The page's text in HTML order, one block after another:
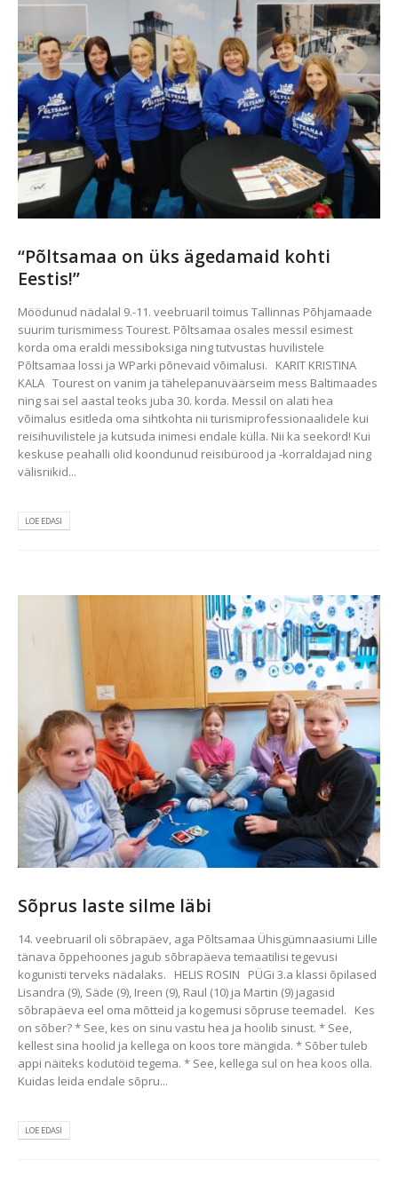
“Põltsamaa on üks ägedamaid kohti
Eestis!”
Möödunud nädalal 9.-11. veebruaril toimus Tallinnas Põhjamaade
suurim turismimess Tourest. Põltsamaa osales messil esimest
korda oma eraldi messiboksiga ning tutvustas huvilistele
Põltsamaa lossi ja WParki põnevaid võimalusi. KARIT KRISTINA
KALA Tourest on vanim ja tähelepanuväärseim mess Baltimaades
ning sai sel aastal teoks juba 30. korda. Messil on alati hea
võimalus esitleda oma sihtkohta nii turismiprofessionaalidele kui
reisihuvilistele ja kutsuda inimesi endale külla. Nii ka seekord! Kui
keskuse peahalli olid koondunud reisibürood ja -korraldajad ning
välisriikid...
LOE EDASI
Sõprus laste silme läbi
14. veebruaril oli sõbrapäev, aga Põltsamaa Ühisgümnaasiumi Lille
tänava õppehoones jagub sõbrapäeva temaatilisi tegevusi
kogunisti terveks nädalaks. HELIS ROSIN PÜGi 3.a klassi õpilased
Lisandra (9), Säde (9), Ireen (9), Raul (10) ja Martin (9) jagasid
sõbrapäeva eel oma mõtteid ja kogemusi sõpruse teemadel. Kes
on sõber? * See, kes on sinu vastu hea ja hoolib sinust. * See,
kellest sina hoolid ja kellega on koos tore mängida. * Sõber tuleb
appi näiteks kodutöid tegema. * See, kellega sul on hea koos olla.
Kuidas leida endale sõpru...
LOE EDASI